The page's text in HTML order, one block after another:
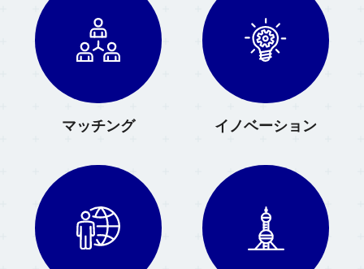
マッチング イノベーション